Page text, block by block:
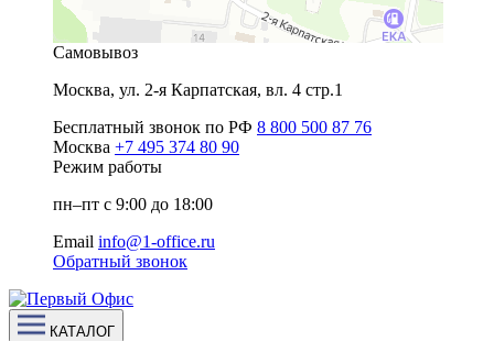
Самовывоз
Москва, ул. 2-я Карпатская, вл. 4 стр.1
Бесплатный звонок по РФ 8 800 500 87 76
Москва +7 495 374 80 90
Режим работы
пн–пт с 9:00 до 18:00
Email info@1-office.ru
Обратный звонок
КАТАЛОГ